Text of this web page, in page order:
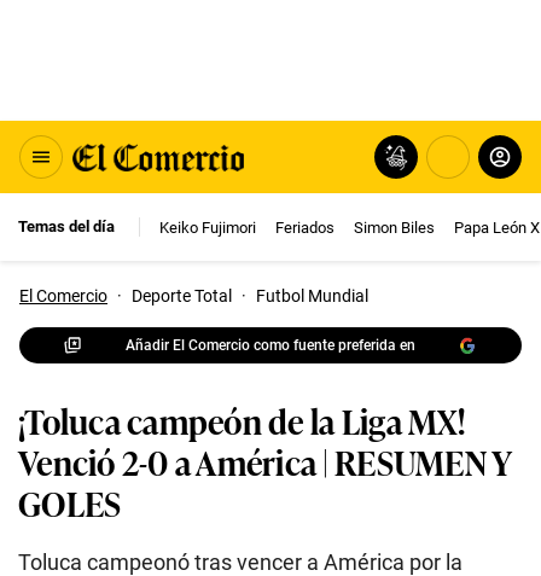
Temas del día Keiko Fujimori Feriados Simon Biles Papa León
El Comercio · Deporte Total · Futbol Mundial
Añadir El Comercio como fuente preferida en
¡Toluca campeón de la Liga MX!
Venció 2-0 a América | RESUMEN Y
GOLES
Toluca campeonó tras vencer a América por la